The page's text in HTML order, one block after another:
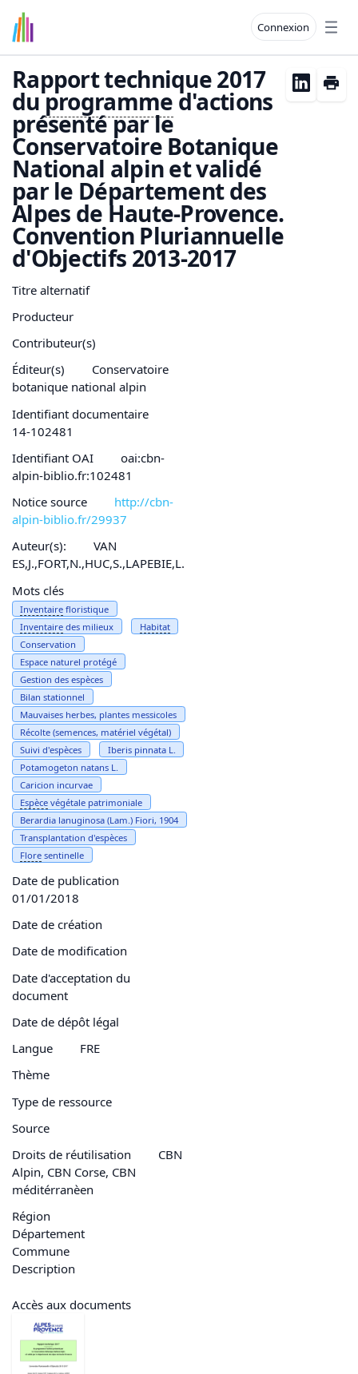
Connexion
Rapport technique 2017
duprogramme d'actions
présenté par le
Conservatoire Botanique
National alpin et validé
par le Département des
Alpes de Haute-Provence.
Convention Pluriannuelle
d'Objectifs 2013-2017
Titre alternatif
Producteur
Contributeur(s)
Éditeur(s)
Conservatoire
botanique national alpin
Identifiant documentaire
14-102481
Identifiant OAI
oai:cbn-
alpin-biblio.fr:102481
Notice source
http://cbn-
alpin-biblio.fr/29937
Auteur(s):
VAN
ES,J.,FORT,N.,HUC,S.,LAPEBIE,L.
Mots clés
Inventaire floristique
Inventaire des milieux
Habitat
Conservation
Espace naturel protégé
Gestion des espèces
Bilan stationnel
Mauvaises herbes, plantes messicoles
Récolte (semences, matériel végétal)
Suivi d'espèces
Iberis pinnata L.
Potamogeton natans L.
Caricion incurvae
Espèce végétale patrimoniale
Berardia lanuginosa (Lam.) Fiori, 1904
Transplantation d'espèces
Flore sentinelle
Date de publication
01/01/2018
Date de création
Date de modification
Date d'acceptation du
document
Date de dépôt légal
Langue
FRE
Thème
Type de ressource
Source
Droits de réutilisation
CBN
Alpin, CBN Corse, CBN
méditérranèen
Région
Département
Commune
Description
Accès aux documents